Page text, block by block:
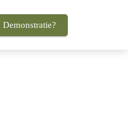
Demonstratie?